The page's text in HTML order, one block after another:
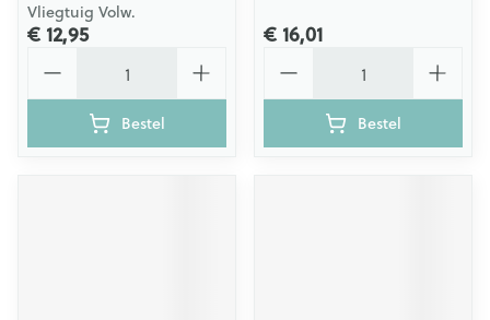
Vliegtuig Volw.
€ 12,95
Bestel
€ 16,01
Bestel